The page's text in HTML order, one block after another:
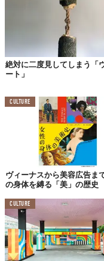
ず
絶対に二度見してしまう「
ート」
CULTURE
ヴィーナスから美容広告ま
の身体を縛る「美」の歴史
CULTURE